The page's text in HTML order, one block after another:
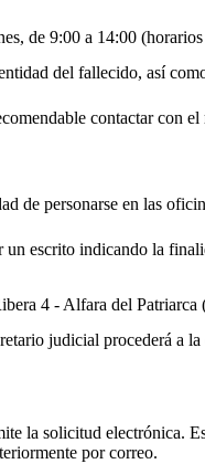
de 9:00 a 14:00
del fallecido, así
contactar
de personarse en las
un escrito indicando la
4 - Alfara del Patriarca
judicial procederá a
la solicitud electrónica.
por correo.